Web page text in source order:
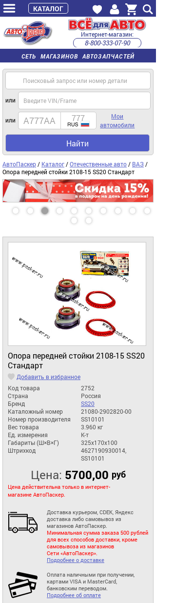
СЕТЬ МАГАЗИНОВ АВТОЗАПЧАСТЕЙ
Интернет-магазин:
8-800-333-07-90
часы работы с 9:00 до 22:00 (пн-пт)
или
или
Мои
автомобили
Найти
АвтоПаскер / Каталог /Отечественные авто / ВАЗ /
Опора передней стойки 2108-15 SS20 Стандарт
Опора передней стойки 2108-15 SS20
Стандарт
Добавить в избранное
Код товара
2752
Страна
Россия
Бренд
SS20
Каталожный номер
21080-2902820-00
Номер производителя
SS10101
Вес товара
3.960 кг
Ед. измерения
К-т
Габариты (Ш×В×Г)
325x170x100
Штрихкод
4627190930014,
SS10101
Цена: 5700,00 руб
Цена действительна только в интернет-
магазине АвтоПаскер.
Доставка курьером, CDEK, Яндекс
доставка либо самовывоз из
магазинов АвтоПаскер.
Минимальная сумма заказа 500 рублей
для всех способов доставки, кроме
самовывоза из магазинов
Сети «АвтоПаскер».
Подробнее о доставке
Оплата наличными при получении,
картами VISA и MasterCard,
банковским переводом.
Подробнее об оплате
КАТАЛОГ